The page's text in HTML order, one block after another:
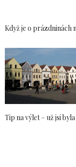
Když je o prázdninách
Tip na výlet – už jsi